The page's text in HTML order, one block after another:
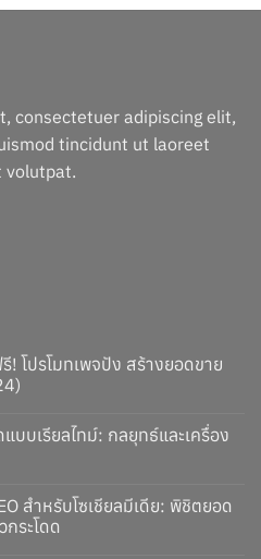
฿14,875.00.
consectetuer adipiscing elit,
tincidunt ut laoreet
volutpat.
! โปรโมทเพจปัง สร้างยอดขาย
บบเรียลไทม์: กลยุทธ์และเครื่อง
สำหรับโซเชียลมีเดีย: พิชิตยอด
ระโดด